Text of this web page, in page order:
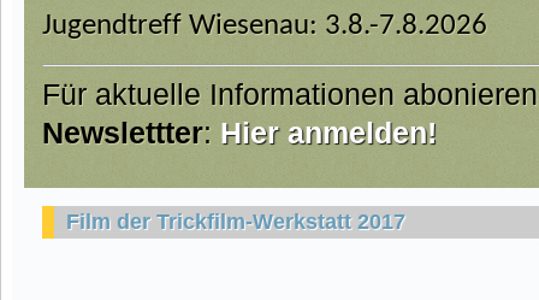
Jugendtreff Wiesenau: 3.8.-7.8.2026
Für aktuelle Informationen
Newslettter: Hier anmelden!
Film der Trickfilm-Werkstatt 2017